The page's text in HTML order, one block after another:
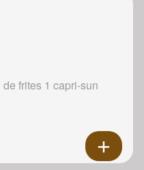
frites 1 capri-sun